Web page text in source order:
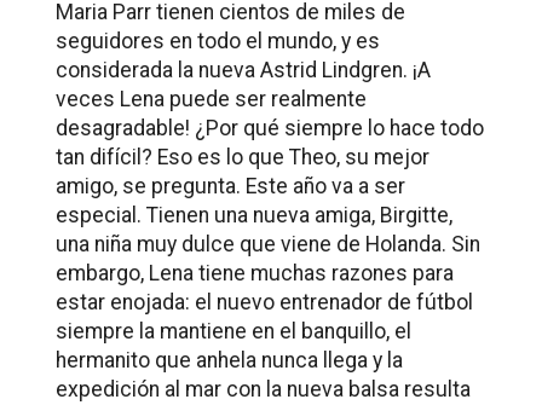
Maria Parr tienen cientos de miles de
seguidores en todo el mundo, y es
considerada la nueva Astrid Lindgren. ¡A
veces Lena puede ser realmente
desagradable! ¿Por qué siempre lo hace todo
tan difícil? Eso es lo que Theo, su mejor
amigo, se pregunta. Este año va a ser
especial. Tienen una nueva amiga, Birgitte,
una niña muy dulce que viene de Holanda. Sin
embargo, Lena tiene muchas razones para
estar enojada: el nuevo entrenador de fútbol
siempre la mantiene en el banquillo, el
hermanito que anhela nunca llega y la
expedición al mar con la nueva balsa resulta